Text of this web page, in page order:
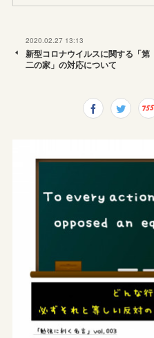
2020.02.27 13:13
新型コロナウイルスに関する「第
二の家」の対応について